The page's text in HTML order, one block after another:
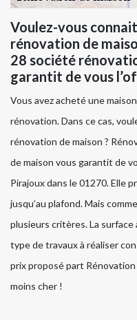
Voulez-vous
rénovation de
28 société
garantit de vous
Vous avez acheté une
rénovation. Dans ce cas,
rénovation de maison ?
de maison vous garantit de
Pirajoux dans le 01270. Elle
jusqu’au plafond. Mais
plusieurs critères. La surface
type de travaux à réaliser
prix proposé part
moins cher !